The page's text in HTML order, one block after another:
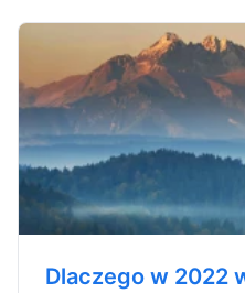
Dlaczego w 2022